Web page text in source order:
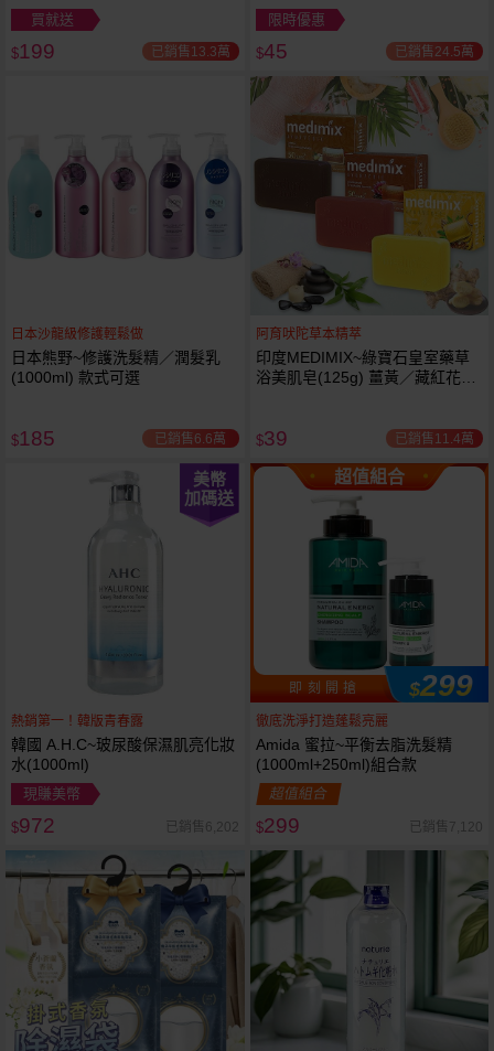
買就送
$199 已銷售13.3萬
限時優惠
$45 已銷售24.5萬
日本沙龍級修護輕鬆做
日本熊野~修護洗髮精／潤髮乳
(1000ml) 款式可選
$185 已銷售6.6萬
阿育吠陀草本精萃
印度MEDIMIX~綠寶石皇室藥草
浴美肌皂(125g) 薑黃／藏紅花／
$39 已銷售11.4萬
美幣
加碼送
熱銷第一！韓版青春露
韓國 A.H.C~玻尿酸保濕肌亮化妝
水(1000ml)
現賺美幣
$972 已銷售6,202
超值組合
即 刻 開 搶 $299
徹底洗淨打造蓬鬆亮麗
Amida 蜜拉~平衡去脂洗髮精
(1000ml+250ml)組合款
超值組合
$299 已銷售7,120